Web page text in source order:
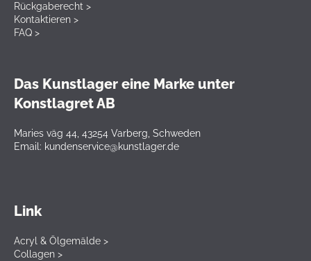
Rückgaberecht >
Kontaktieren >
FAQ >
Das Kunstlager eine Marke unter
Konstlagret AB
Maries väg 44, 43254 Varberg, Schweden
Email: kundenservice@kunstlager.de
Link
Acryl & Ölgemälde >
Collagen >